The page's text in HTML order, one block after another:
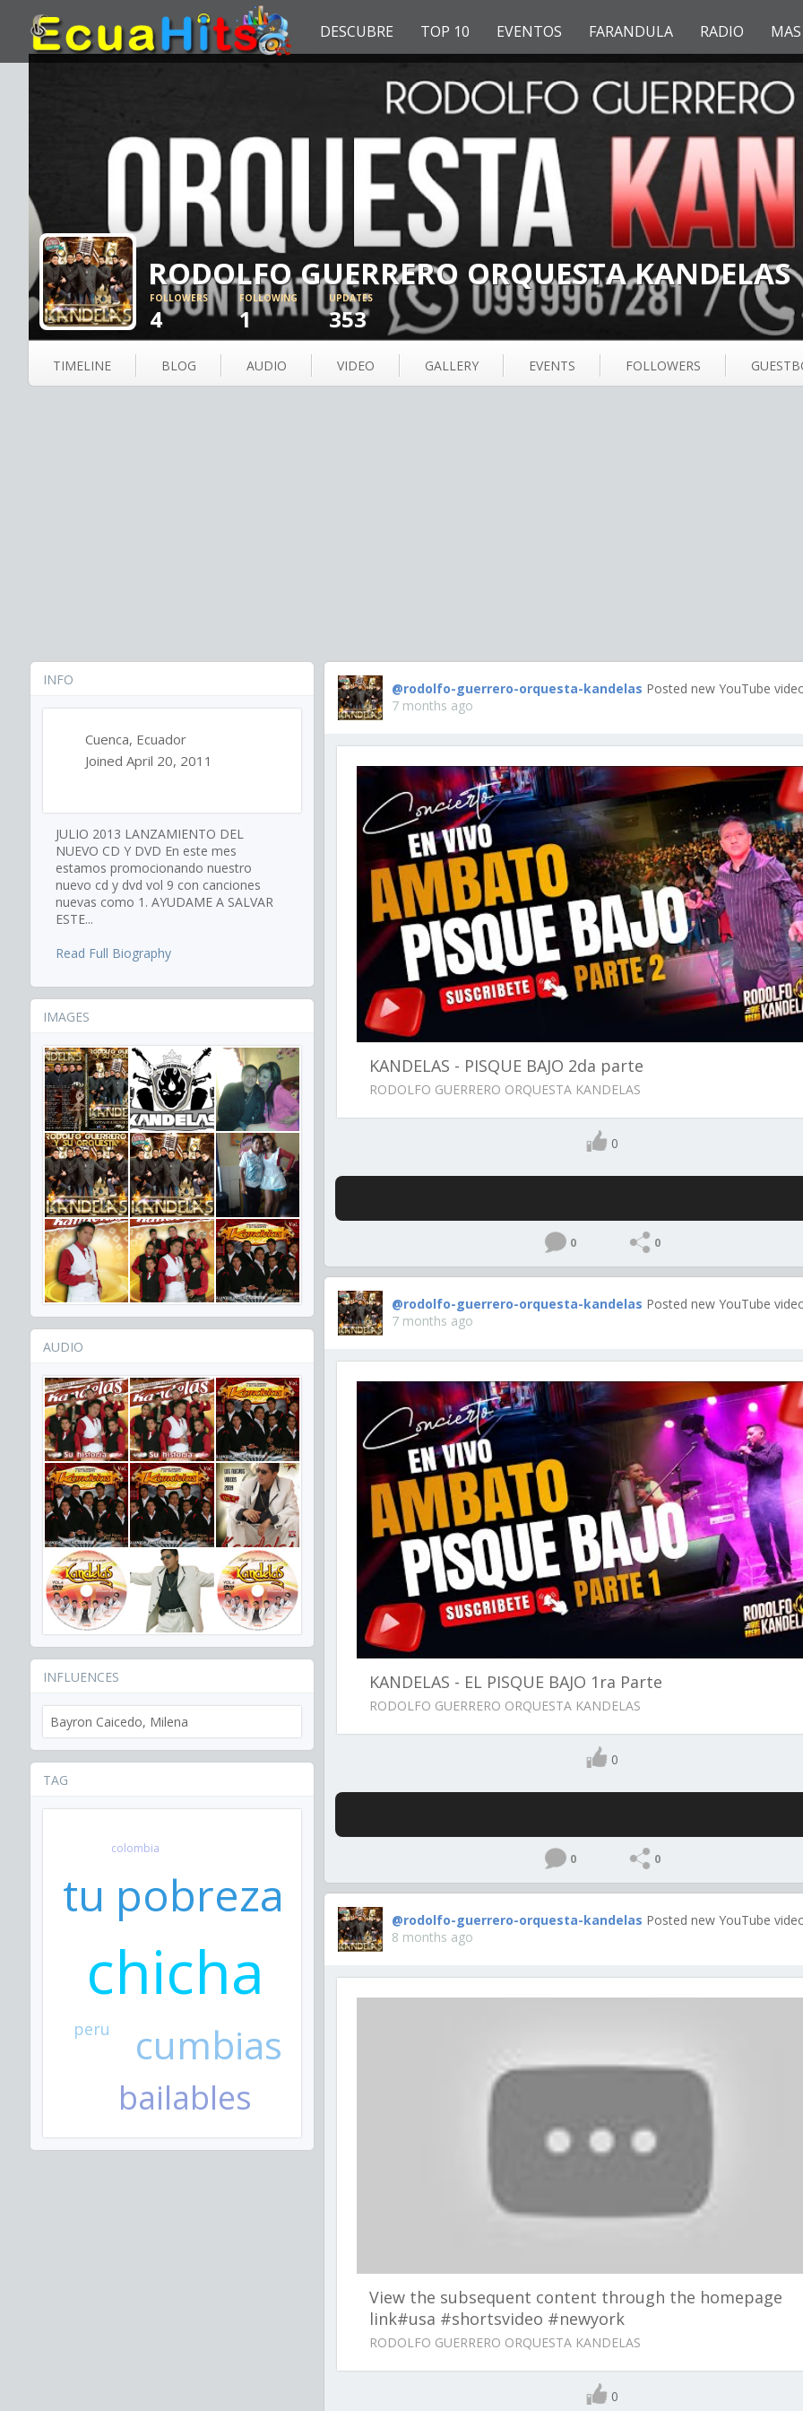
DESCUBRE TOP 10 EVENTOS FARANDULA RADIO MAS
RODOLFO GUERRERO ORQUESTA KANDELAS
FOLLOWERS
4
FOLLOWING
1
UPDATES
353
TIMELINE BLOG AUDIO VIDEO GALLERY EVENTS FOLLOWERS
INFO
Cuenca, Ecuador
Joined April 20, 2011
JULIO 2013 LANZAMIENTO DEL
NUEVO CD Y DVD En este mes
estamos promocionando nuestro
nuevo cd y dvd vol 9 con canciones
nuevas como 1. AYUDAME A SALVAR
ESTE...
Read Full Biography
IMAGES
AUDIO
INFLUENCES
Bayron Caicedo, Milena
TAG
chicha
tu pobreza
cumbias
bailables
peru
colombia
@rodolfo-guerrero-orquesta-kandelas Posted new YouTube
7 months ago
KANDELAS - PISQUE BAJO 2da parte
RODOLFO GUERRERO ORQUESTA KANDELAS
0
0 0
@rodolfo-guerrero-orquesta-kandelas Posted new YouTube
7 months ago
KANDELAS - EL PISQUE BAJO 1ra Parte
RODOLFO GUERRERO ORQUESTA KANDELAS
0
0 0
@rodolfo-guerrero-orquesta-kandelas Posted new YouTube
8 months ago
View the subsequent content through the homepage
link#usa #shortsvideo #newyork
RODOLFO GUERRERO ORQUESTA KANDELAS
0